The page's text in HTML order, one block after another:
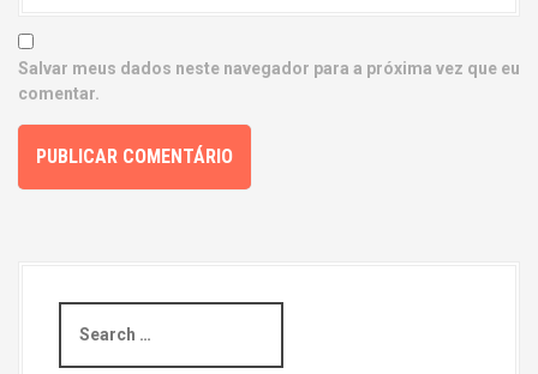
Salvar meus dados neste navegador para a próxima vez que eu
comentar.
a